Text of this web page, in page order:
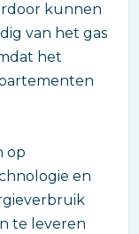
kunnen
van het gas
het
op
en
te leveren